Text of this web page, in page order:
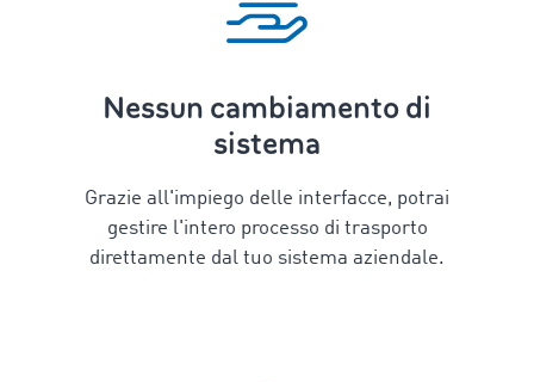
Nessun cambiamento di
sistema
Grazie all'impiego delle interfacce, potrai
gestire l'intero processo di trasporto
direttamente dal tuo sistema aziendale.